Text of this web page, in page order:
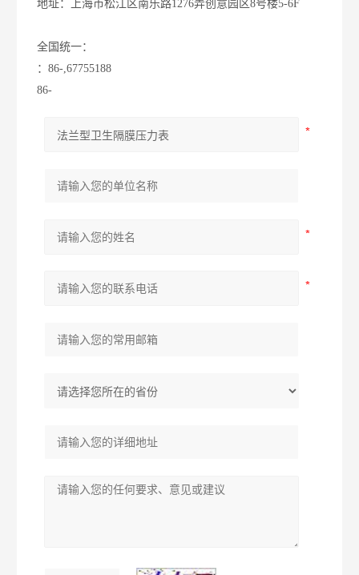
地址：上海市松江区南乐路1276弄创意园区8号楼5-6F
全国统一：
：86-,67755188
86-